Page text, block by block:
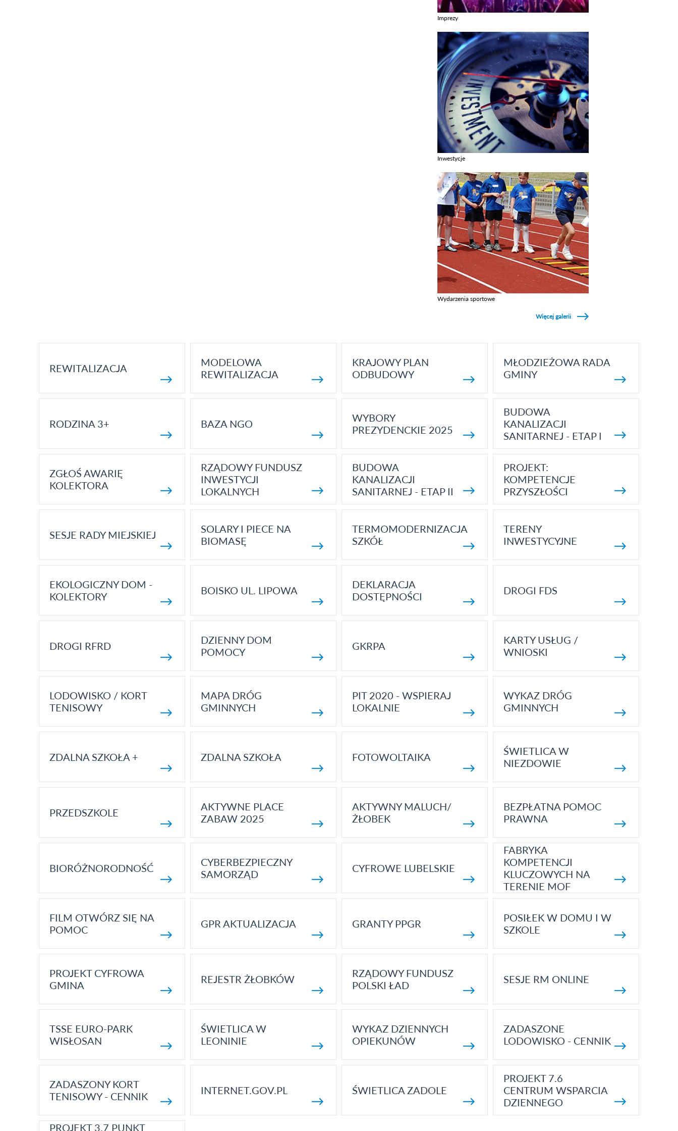
Imprezy
Inwestycje
Wydarzenia sportowe
Więcej galerii
REWITALIZACJA
MODELOWA
REWITALIZACJA
KRAJOWY PLAN
ODBUDOWY
MŁODZIEŻOWA RADA
GMINY
RODZINA 3+ BAZA NGO
WYBORY
PREZYDENCKIE 2025
BUDOWA
KANALIZACJI
SANITARNEJ - ETAP I
ZGŁOŚ AWARIĘ
KOLEKTORA
RZĄDOWY FUNDUSZ
INWESTYCJI
LOKALNYCH
BUDOWA
KANALIZACJI
SANITARNEJ - ETAP II
PROJEKT:
KOMPETENCJE
PRZYSZŁOŚCI
SESJE RADY MIEJSKIEJ
SOLARY I PIECE NA
BIOMASĘ
TERMOMODERNIZACJA
SZKÓŁ
TERENY
INWESTYCYJNE
EKOLOGICZNY DOM -
KOLEKTORY
BOISKO UL. LIPOWA
DEKLARACJA
DOSTĘPNOŚCI
DROGI FDS
DROGI RFRD
DZIENNY DOM
POMOCY
GKRPA
KARTY USŁUG /
WNIOSKI
LODOWISKO / KORT
TENISOWY
MAPA DRÓG
GMINNYCH
PIT 2020 - WSPIERAJ
LOKALNIE
WYKAZ DRÓG
GMINNYCH
ZDALNA SZKOŁA + ZDALNA SZKOŁA FOTOWOLTAIKA
ŚWIETLICA W
NIEZDOWIE
PRZEDSZKOLE
AKTYWNE PLACE
ZABAW 2025
AKTYWNY MALUCH/
ŻŁOBEK
BEZPŁATNA POMOC
PRAWNA
BIORÓŻNORODNOŚĆ
CYBERBEZPIECZNY
SAMORZĄD
CYFROWE LUBELSKIE
FABRYKA
KOMPETENCJI
KLUCZOWYCH NA
TERENIE MOF
FILM OTWÓRZ SIĘ NA
POMOC
GPR AKTUALIZACJA GRANTY PPGR
POSIŁEK W DOMU I W
SZKOLE
PROJEKT CYFROWA
GMINA
REJESTR ŻŁOBKÓW
RZĄDOWY FUNDUSZ
POLSKI ŁAD
SESJE RM ONLINE
TSSE EURO-PARK
WISŁOSAN
ŚWIETLICA W
LEONINIE
WYKAZ DZIENNYCH
OPIEKUNÓW
ZADASZONE
LODOWISKO - CENNIK
ZADASZONY KORT
TENISOWY - CENNIK
INTERNET.GOV.PL ŚWIETLICA ZADOLE
PROJEKT 7.6
CENTRUM WSPARCIA
DZIENNEGO
PROJEKT 3.7 PUNKT